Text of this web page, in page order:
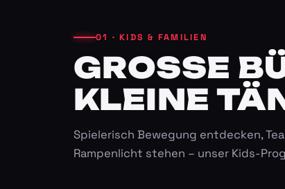
01 · KIDS & FAMILIEN
GROSSE
LEINE
Spielerisch Bewegung entdecken,
Rampenlicht stehen – unser Kids-